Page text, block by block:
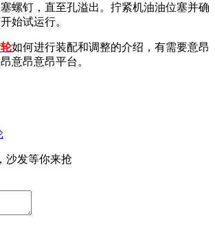
螺钉，直至孔溢出。 拧紧机油油位塞并确
始试运行。
如何进行装配和调整的介绍，有需要意昂
意昂意昂平台。
沙发等你来抢